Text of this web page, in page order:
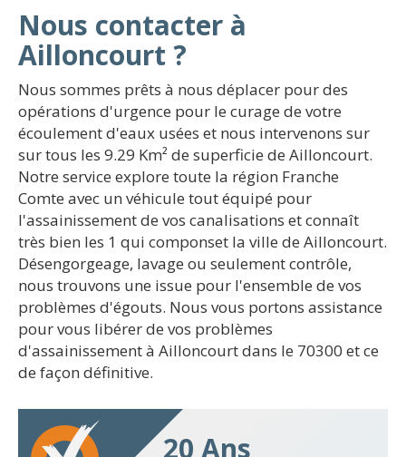
Nous contacter à
Ailloncourt ?
Nous sommes prêts à nous déplacer pour des
opérations d'urgence pour le curage de votre
écoulement d'eaux usées et nous intervenons sur
sur tous les 9.29 Km² de superficie de Ailloncourt.
Notre service explore toute la région Franche
Comte avec un véhicule tout équipé pour
l'assainissement de vos canalisations et connaît
très bien les 1 qui componset la ville de Ailloncourt.
Désengorgeage, lavage ou seulement contrôle,
nous trouvons une issue pour l'ensemble de vos
problèmes d'égouts. Nous vous portons assistance
pour vous libérer de vos problèmes
d'assainissement à Ailloncourt dans le 70300 et ce
de façon définitive.
20 Ans